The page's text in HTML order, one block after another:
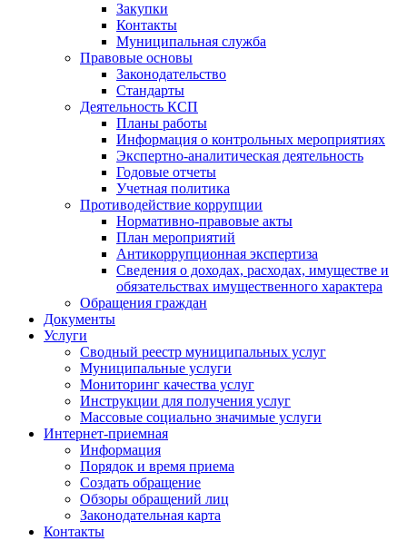
Закупки
Контакты
Муниципальная служба
Правовые основы
Законодательство
Стандарты
Деятельность КСП
Планы работы
Информация о контрольных мероприятиях
Экспертно-аналитическая деятельность
Годовые отчеты
Учетная политика
Противодействие коррупции
Нормативно-правовые акты
План мероприятий
Антикоррупционная экспертиза
Сведения о доходах, расходах, имуществе и
обязательствах имущественного характера
Обращения граждан
Документы
Услуги
Сводный реестр муниципальных услуг
Муниципальные услуги
Мониторинг качества услуг
Инструкции для получения услуг
Массовые социально значимые услуги
Интернет-приемная
Информация
Порядок и время приема
Создать обращение
Обзоры обращений лиц
Законодательная карта
Контакты